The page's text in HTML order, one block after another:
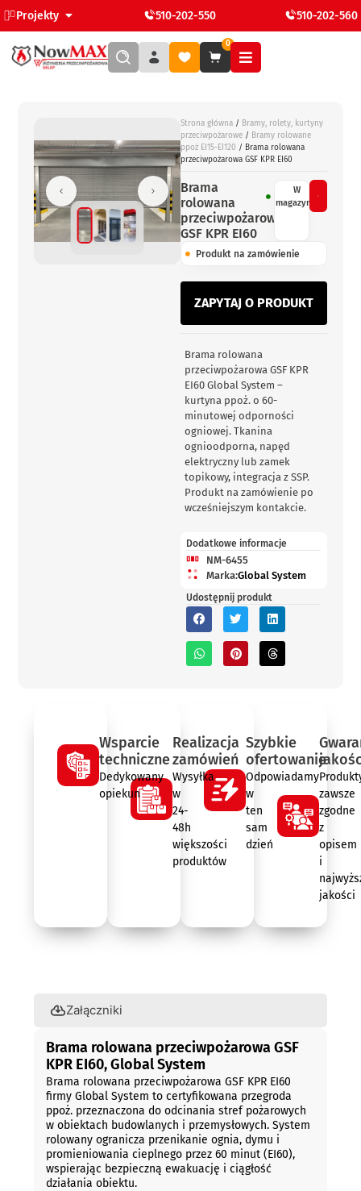
Projekty 510-202-550 510-202-560
0
Strona główna / Bramy, rolety, kurtyny
przeciwpożarowe / Bramy rolowane
ppoż EI15-EI120 / Brama rolowana
przeciwpożarowa GSF KPR EI60
Brama
rolowana
przeciwpożarowa
GSF KPR EI60
W
magazynie
Produkt na zamówienie
ZAPYTAJ O PRODUKT
Brama rolowana
przeciwpożarowa GSF KPR
EI60 Global System –
kurtyna ppoż. o 60-
minutowej odporności
ogniowej. Tkanina
ognioodporna, napęd
elektryczny lub zamek
topikowy, integracja z SSP.
Produkt na zamówienie po
wcześniejszym kontakcie.
Dodatkowe informacje
NM-6455
Marka:Global System
Udostępnij produkt
Wsparcie
techniczne
Dedykowany
opiekun
Realizacja
zamówień
Wysyłka
w
24-
48h
większości
produktów
Szybkie
ofertowanie
Odpowiadamy
w
ten
sam
dzień
zawsze
zgodne
z
opisem
i
jakości
Załączniki
Brama rolowana przeciwpożarowa GSF
KPR EI60, Global System
Brama rolowana przeciwpożarowa GSF KPR EI60
firmy Global System to certyfikowana przegroda
ppoż. przeznaczona do odcinania stref pożarowych
w obiektach budowlanych i przemysłowych. System
rolowany ogranicza przenikanie ognia, dymu i
promieniowania cieplnego przez 60 minut (EI60),
wspierając bezpieczną ewakuację i ciągłość
działania obiektu.